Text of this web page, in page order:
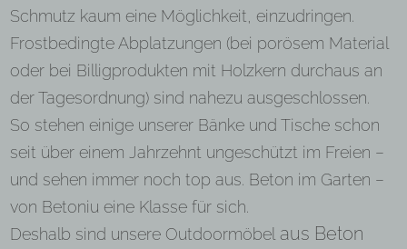
Schmutz kaum eine Möglichkeit, einzudringen.
Frostbedingte Abplatzungen (bei porösem Material
oder bei Billigprodukten mit Holzkern durchaus an
der Tagesordnung) sind nahezu ausgeschlossen.
So stehen einige unserer Bänke und Tische schon
seit über einem Jahrzehnt ungeschützt im Freien –
und sehen immer noch top aus. Beton im Garten –
von Betoniu eine Klasse für sich.
Deshalb sind unsere Outdoormöbelaus Beton